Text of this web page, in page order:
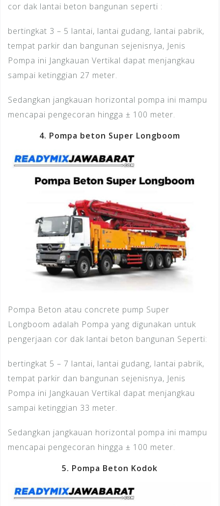
cor dak lantai beton bangunan seperti :
bertingkat 3 – 5 lantai, lantai gudang, lantai pabrik,
tempat parkir dan bangunan sejenisnya, Jenis
Pompa ini Jangkauan Vertikal dapat menjangkau
sampai ketinggian 27 meter.
Sedangkan jangkauan horizontal pompa ini mampu
mencapai pengecoran hingga ± 100 meter.
4. Pompa beton Super Longboom
Pompa Beton atau concrete pump Super
Longboom adalah Pompa yang digunakan untuk
pengerjaan cor dak lantai beton bangunan Seperti:
bertingkat 5 – 7 lantai, lantai gudang, lantai pabrik,
tempat parkir dan bangunan sejenisnya, Jenis
Pompa ini Jangkauan Vertikal dapat menjangkau
sampai ketinggian 33 meter.
Sedangkan jangkauan horizontal pompa ini mampu
mencapai pengecoran hingga ± 100 meter.
5. Pompa Beton Kodok